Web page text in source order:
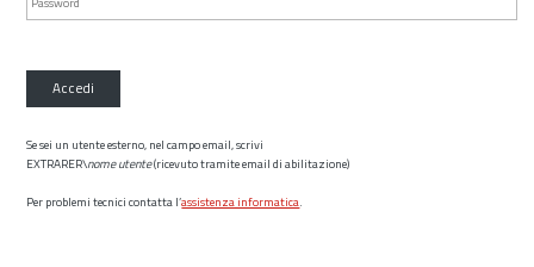
Accedi
Se sei un utente esterno, nel campo email, scrivi
EXTRARER\nome utente(ricevuto tramite email di abilitazione)
Per problemi tecnici contatta l’assistenza informatica.